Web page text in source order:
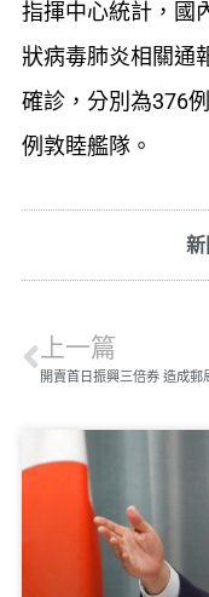
指揮中心統計，國
狀病毒肺炎相關通
確診，分別為376
例敦睦艦隊。
新
上一篇